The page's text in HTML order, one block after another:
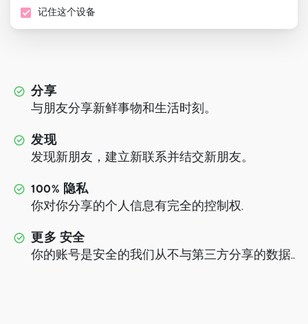
记住这个设备
分享
与朋友分享新鲜事物和生活时刻。
发现
发现新朋友，建立新联系并结交新朋友。
100% 隐私
你对你分享的个人信息有完全的控制权.
更多 安全
你的账号是安全的我们从不与第三方分享的数据..